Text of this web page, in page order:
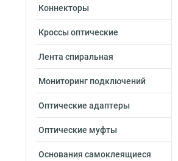
Коннекторы
Кроссы оптические
Лента спиральная
Мониторинг подключений
Оптические адаптеры
Оптические муфты
Основания самоклеящиеся